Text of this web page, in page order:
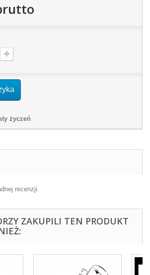
życzeń
recenzji.
ZAKUPILI TEN PRODUKT